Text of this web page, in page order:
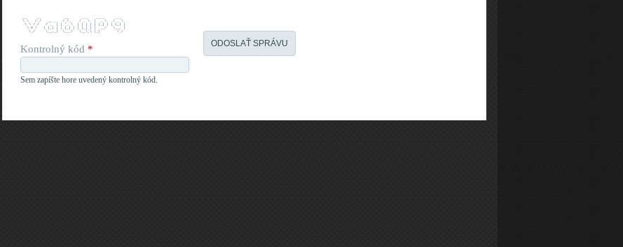
\ \   / /   __ _   / /_    / _ \  |  _ \   / _ \
  \ \ / /   / _` | | '_ \  | | | | | |_) | | (_) |
   \ V /   | (_| | | (_) | | |_| | |  __/   \__, |
    \_/     \__,_|  \___/   \__\_\ |_|        /_/
Kontrolný kód *
Sem zapíšte hore uvedený kontrolný kód.